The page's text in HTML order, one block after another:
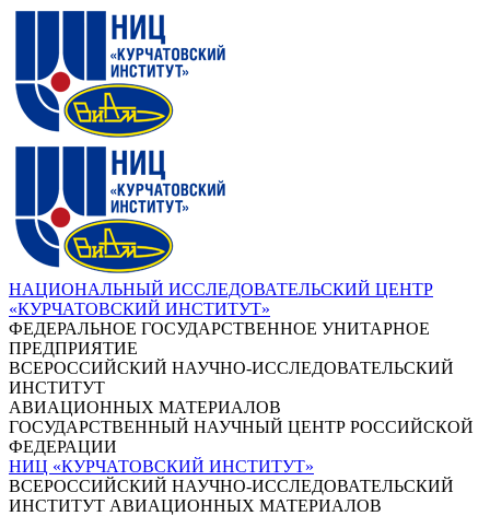
НАЦИОНАЛЬНЫЙ ИССЛЕДОВАТЕЛЬСКИЙ ЦЕНТР
«КУРЧАТОВСКИЙ ИНСТИТУТ»
ФЕДЕРАЛЬНОЕ ГОСУДАРСТВЕННОЕ УНИТАРНОЕ
ПРЕДПРИЯТИЕ
ВСЕРОССИЙСКИЙ НАУЧНО-ИССЛЕДОВАТЕЛЬСКИЙ
ИНСТИТУТ
АВИАЦИОННЫХ МАТЕРИАЛОВ
ГОСУДАРСТВЕННЫЙ НАУЧНЫЙ ЦЕНТР РОССИЙСКОЙ
ФЕДЕРАЦИИ
НИЦ «КУРЧАТОВСКИЙ ИНСТИТУТ»
ВСЕРОССИЙСКИЙ НАУЧНО-ИССЛЕДОВАТЕЛЬСКИЙ
ИНСТИТУТ АВИАЦИОННЫХ МАТЕРИАЛОВ